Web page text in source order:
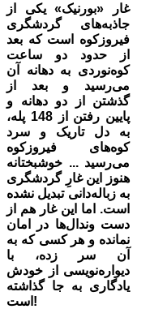
غار «بورنیک» یکی از
جاذبه‌های گردشگری
فیروزکوه است که بعد
از حدود دو ساعت
کوه‌نوردی به دهانه آن
می‌رسید و بعد از
گذشتن از دو دهانه و
پایین رفتن از 148 پله،
به دل تاریک و سرد
کوه‌های فیروزکوه
می‌رسید ... خوشبختانه
هنوز این غارِ گردشگری
به زباله‌دانی تبدیل نشده
است. اما این غار هم از
دست وندال‌ها در امان
نمانده و هر کسی که به
آن سر زده، با
دیواره‌نویسی از خودش
یادگاری به جا گذاشته
است!